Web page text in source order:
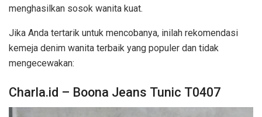
menghasilkan sosok wanita kuat.
Jika Anda tertarik untuk mencobanya, inilah rekomendasi
kemeja denim wanita terbaik yang populer dan tidak
mengecewakan:
Charla.id – Boona Jeans Tunic T0407